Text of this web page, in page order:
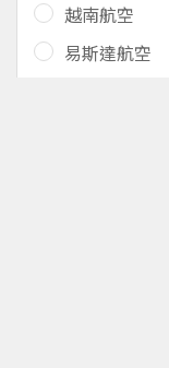
越南航空
易斯達航空